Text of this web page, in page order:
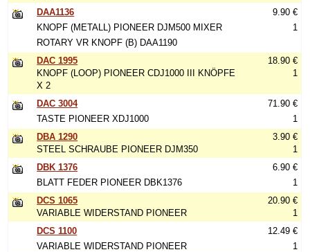
DAA1136
KNOPF (METALL) PIONEER DJM500 MIXER
ROTARY VR KNOPF (B) DAA1190
9.90 €
1
DAC 1995
KNOPF (LOOP) PIONEER CDJ1000 III KNÖPFE
X 2
18.90 €
1
DAC 3004
TASTE PIONEER XDJ1000
71.90 €
1
DBA 1290
STEEL SCHRAUBE PIONEER DJM350
3.90 €
1
DBK 1376
BLATT FEDER PIONEER DBK1376
6.90 €
1
DCS 1065
VARIABLE WIDERSTAND PIONEER
20.90 €
1
DCS 1100
VARIABLE WIDERSTAND PIONEER
12.49 €
1